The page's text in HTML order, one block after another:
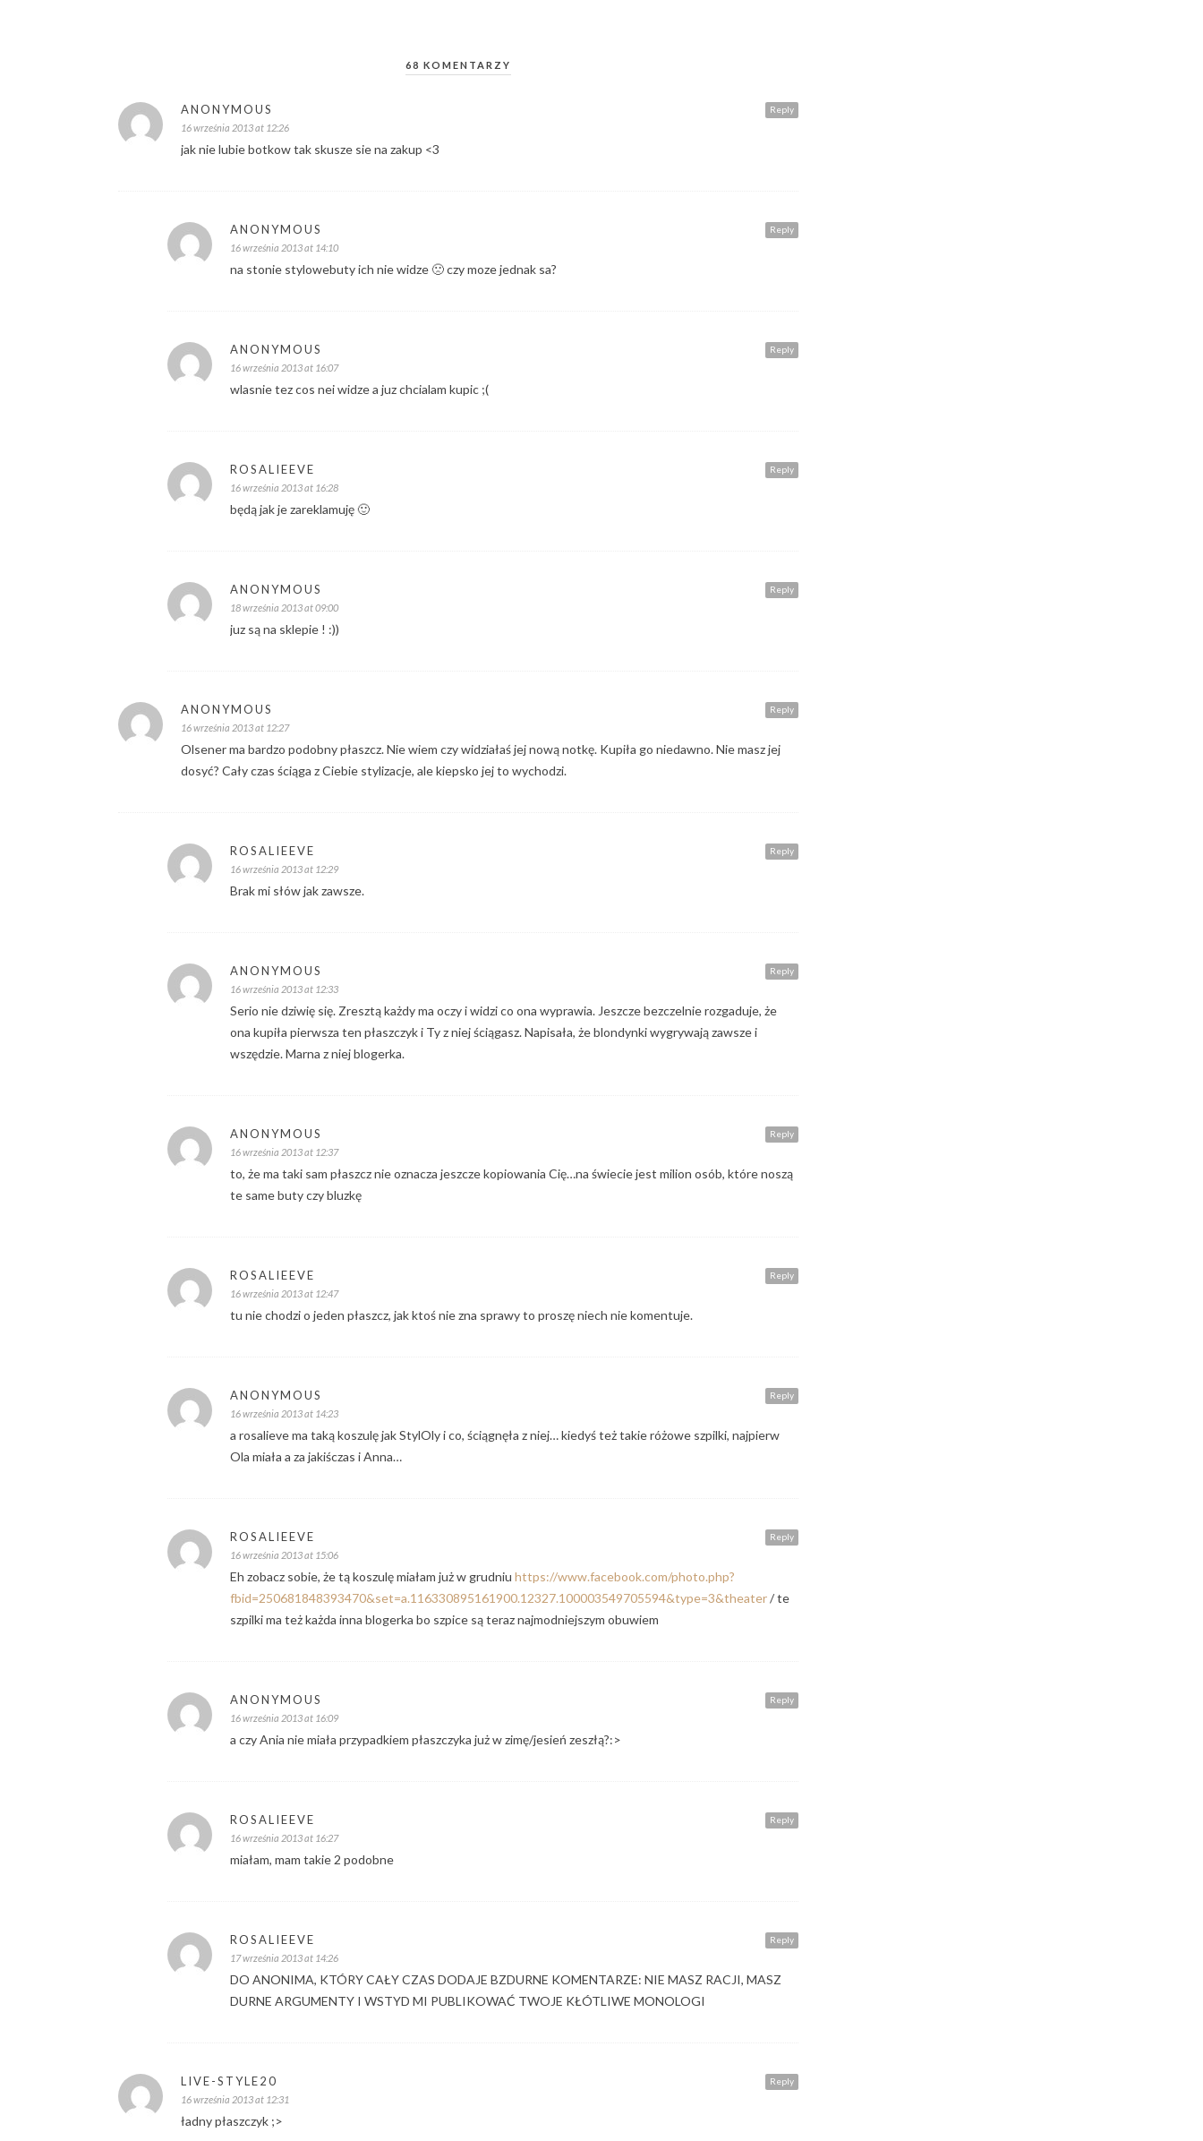
68 KOMENTARZY
Reply
ANONYMOUS
16 września 2013 at 12:26
jak nie lubie botkow tak skusze sie na zakup <3
Reply
ANONYMOUS
16 września 2013 at 14:10
na stonie stylowebuty ich nie widze 🙁 czy moze jednak sa?
Reply
ANONYMOUS
16 września 2013 at 16:07
wlasnie tez cos nei widze a juz chcialam kupic ;(
Reply
ROSALIEEVE
16 września 2013 at 16:28
będą jak je zareklamuję 🙂
Reply
ANONYMOUS
18 września 2013 at 09:00
juz są na sklepie ! :))
Reply
ANONYMOUS
16 września 2013 at 12:27
Olsener ma bardzo podobny płaszcz. Nie wiem czy widziałaś jej nową notkę. Kupiła go niedawno. Nie masz jej
dosyć? Cały czas ściąga z Ciebie stylizacje, ale kiepsko jej to wychodzi.
Reply
ROSALIEEVE
16 września 2013 at 12:29
Brak mi słów jak zawsze.
Reply
ANONYMOUS
16 września 2013 at 12:33
Serio nie dziwię się. Zresztą każdy ma oczy i widzi co ona wyprawia. Jeszcze bezczelnie rozgaduje, że
ona kupiła pierwsza ten płaszczyk i Ty z niej ściągasz. Napisała, że blondynki wygrywają zawsze i
wszędzie. Marna z niej blogerka.
Reply
ANONYMOUS
16 września 2013 at 12:37
to, że ma taki sam płaszcz nie oznacza jeszcze kopiowania Cię…na świecie jest milion osób, które noszą
te same buty czy bluzkę
Reply
ROSALIEEVE
16 września 2013 at 12:47
tu nie chodzi o jeden płaszcz, jak ktoś nie zna sprawy to proszę niech nie komentuje.
Reply
ANONYMOUS
16 września 2013 at 14:23
a rosalieve ma taką koszulę jak StylOly i co, ściągnęła z niej… kiedyś też takie różowe szpilki, najpierw
Ola miała a za jakiśczas i Anna…
Reply
ROSALIEEVE
16 września 2013 at 15:06
Eh zobacz sobie, że tą koszulę miałam już w grudniu https://www.facebook.com/photo.php?
fbid=250681848393470&set=a.116330895161900.12327.100003549705594&type=3&theater/ te
szpilki ma też każda inna blogerka bo szpice są teraz najmodniejszym obuwiem
Reply
ANONYMOUS
16 września 2013 at 16:09
a czy Ania nie miała przypadkiem płaszczyka już w zimę/jesień zeszłą?:>
Reply
ROSALIEEVE
16 września 2013 at 16:27
miałam, mam takie 2 podobne
Reply
ROSALIEEVE
17 września 2013 at 14:26
DO ANONIMA, KTÓRY CAŁY CZAS DODAJE BZDURNE KOMENTARZE: NIE MASZ RACJI, MASZ
DURNE ARGUMENTY I WSTYD MI PUBLIKOWAĆ TWOJE KŁÓTLIWE MONOLOGI
Reply
LIVE-STYLE20
16 września 2013 at 12:31
ładny płaszczyk ;>